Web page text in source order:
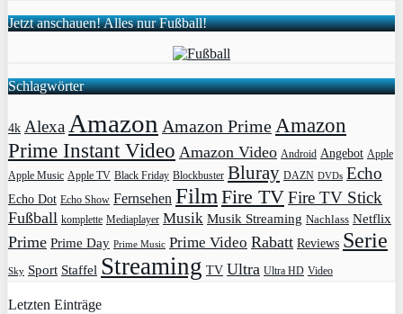
Jetzt anschauen! Alles nur Fußball!
Schlagwörter
4k Alexa Amazon Amazon PrimeAmazon
Prime Instant Video Amazon Video Android Angebot Apple
Apple Music Apple TV Black Friday Blockbuster Bluray DAZN DVDs Echo
Echo Dot Echo Show Fernsehen Film Fire TVFire TV Stick
Fußball komplette Mediaplayer Musik Musik Streaming Nachlass Netflix
Prime Prime Day Prime Music Prime Video Rabatt Reviews Serie
Sky Sport Staffel Streaming TV Ultra Ultra HD Video
Letzten Einträge